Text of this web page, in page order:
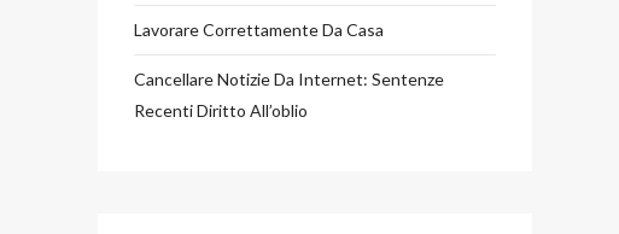
Lavorare Correttamente Da Casa
Cancellare Notizie Da Internet: Sentenze
Recenti Diritto All’oblio